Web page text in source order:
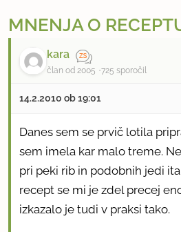
MNENJA O
kara
član od 2005 725 sporočil
14.2.2010 ob 19:01
Danes sem se prvič lotila
sem imela kar malo treme.
pri peki rib in podobnih jedi
recept se mi je zdel precej
izkazalo je tudi v praksi tako.